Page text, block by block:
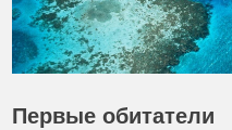
Первые обитатели